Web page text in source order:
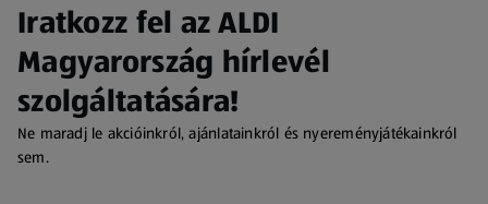
Iratkozz fel az ALDI
Magyarország hírlevél
szolgáltatására!
Ne maradj le akcióinkról, ajánlatainkról és nyereményjátékainkról
sem.